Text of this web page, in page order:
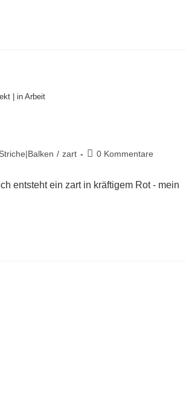
| in Arbeit
Striche|Balken / zart 0 Kommentare
entsteht ein zart in kräftigem Rot - mein